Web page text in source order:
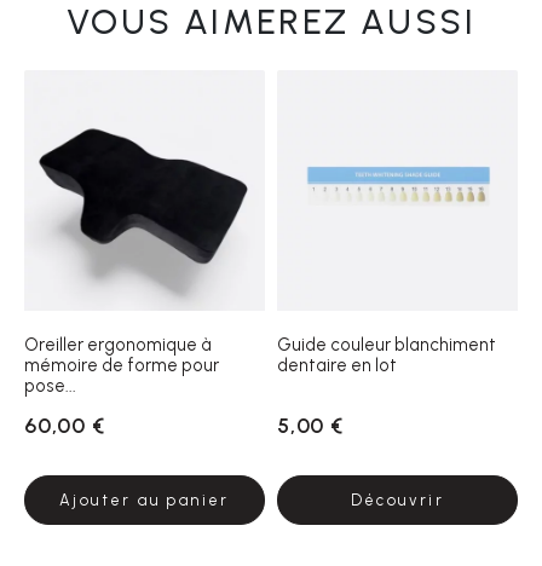
VOUS AIMEREZ AUSSI
Oreiller ergonomique à
mémoire de forme pour
pose...
60,00 €
Ajouter au panier
Guide couleur blanchiment
dentaire en lot
5,00 €
Découvrir